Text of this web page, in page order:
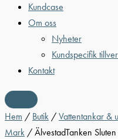
Kundcase
Om oss
Nyheter
Kundspecifik
Kontakt
Hem / Butik /Vattentankar &
Mark / ÄlvestadTanken